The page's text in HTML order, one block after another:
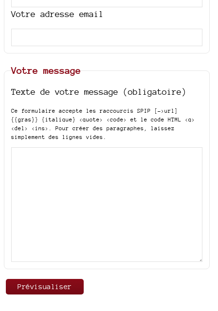
Votre adresse email
Votre message
Texte de votre message (obligatoire)
Ce formulaire accepte les raccourcis SPIP
[->url]
{{gras}} {italique} <quote> <code>
et le code HTML <q>
<del> <ins>
. Pour créer des paragraphes, laissez
simplement des lignes vides.